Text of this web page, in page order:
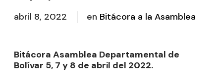
abril 8, 2022 en Bitácora a la Asamblea
Bitácora Asamblea Departamental de
Bolívar 5, 7 y 8 de abril del 2022.